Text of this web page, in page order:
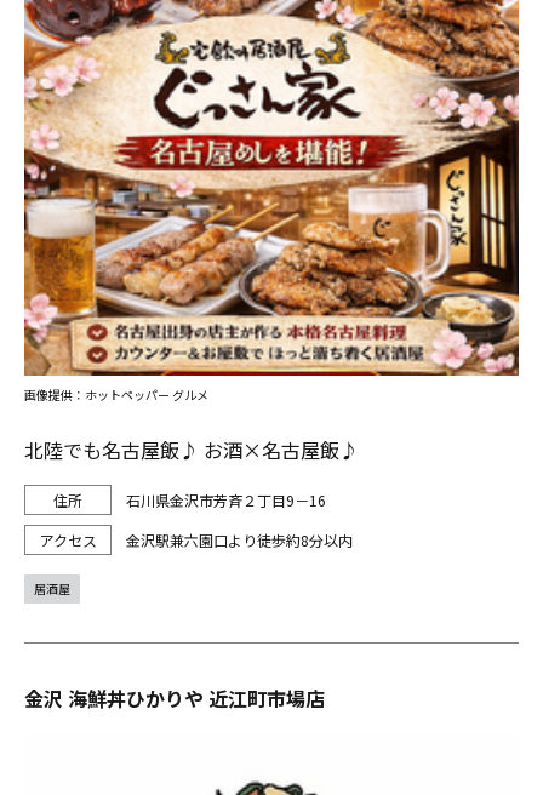
北陸でも名古屋飯♪ お酒×名古屋飯♪
石川県金沢市芳斉２丁目9－16
金沢駅兼六園口より徒歩約8分以内
画像提供：ホットペッパー グルメ
居酒屋
金沢 海鮮丼ひかりや 近江町市場店